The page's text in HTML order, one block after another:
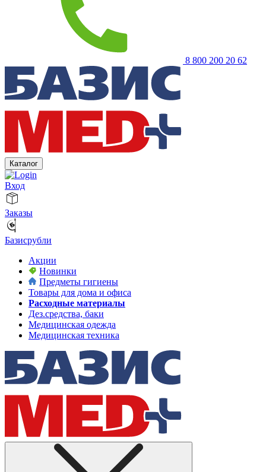
8 800 200 20 62
Каталог
Вход
Заказы
Базисрубли
Акции
Новинки
Предметы гигиены
Товары для дома и офиса
Расходные материалы
Дез.средства, баки
Медицинская одежда
Медицинская техника